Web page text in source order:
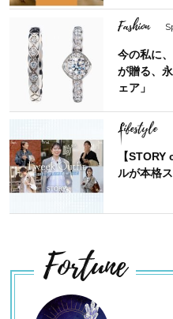
Fashion
今の私に
が贈る、
ェア」
Lifestyle
【
ルが本格
Fortune